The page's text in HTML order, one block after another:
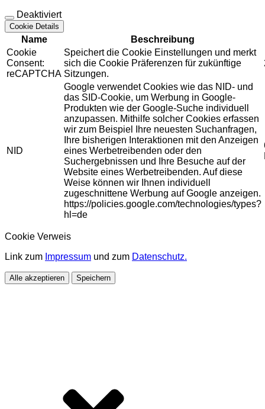
Deaktiviert
Cookie Details
Name
Beschreibung
Cookie
Consent:
reCAPTCHA
Speichert die Cookie Einstellungen und merkt
sich die Cookie Präferenzen für zukünftige
Sitzungen.
NID
Google verwendet Cookies wie das NID- und
das SID-Cookie, um Werbung in Google-
Produkten wie der Google-Suche individuell
anzupassen. Mithilfe solcher Cookies erfassen
wir zum Beispiel Ihre neuesten Suchanfragen,
Ihre bisherigen Interaktionen mit den Anzeigen
eines Werbetreibenden oder den
Suchergebnissen und Ihre Besuche auf der
Website eines Werbetreibenden. Auf diese
Weise können wir Ihnen individuell
zugeschnittene Werbung auf Google anzeigen.
https://policies.google.com/technologies/types?
hl=de
Cookie Verweis
Link zum Impressum und zum Datenschutz.
Alle akzeptieren Speichern